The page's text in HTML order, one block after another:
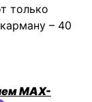
только
– 40
MAX-